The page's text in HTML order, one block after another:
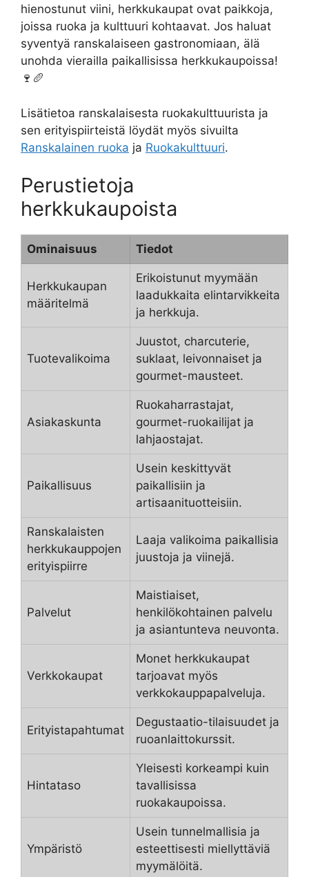
hienostunut viini, herkkukaupat ovat paikkoja,
joissa ruoka ja kulttuuri kohtaavat. Jos haluat
syventyä ranskalaiseen gastronomiaan, älä
unohda vierailla paikallisissa herkkukaupoissa!
🍷🥖
Lisätietoa ranskalaisesta ruokakulttuurista ja
sen erityispiirteistä löydät myös sivuilta
Ranskalainen ruoka ja Ruokakulttuuri.
Perustietoja
herkkukaupoista
Ominaisuus Tiedot
Herkkukaupan
määritelmä
Erikoistunut myymään
laadukkaita elintarvikkeita
ja herkkuja.
Tuotevalikoima
Juustot, charcuterie,
suklaat, leivonnaiset ja
gourmet-mausteet.
Asiakaskunta
Ruokaharrastajat,
gourmet-ruokailijat ja
lahjaostajat.
Paikallisuus
Usein keskittyvät
paikallisiin ja
artisaanituotteisiin.
Ranskalaisten
herkkukauppojen
erityispiirre
Laaja valikoima paikallisia
juustoja ja viinejä.
Palvelut
Maistiaiset,
henkilökohtainen palvelu
ja asiantunteva neuvonta.
Verkkokaupat
Monet herkkukaupat
tarjoavat myös
verkkokauppapalveluja.
Erityistapahtumat
Degustaatio-tilaisuudet ja
ruoanlaittokurssit.
Hintataso
Yleisesti korkeampi kuin
tavallisissa
ruokakaupoissa.
Ympäristö
Usein tunnelmallisia ja
esteettisesti miellyttäviä
myymälöitä.